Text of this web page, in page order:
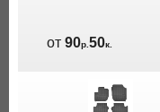
от90р.50к.